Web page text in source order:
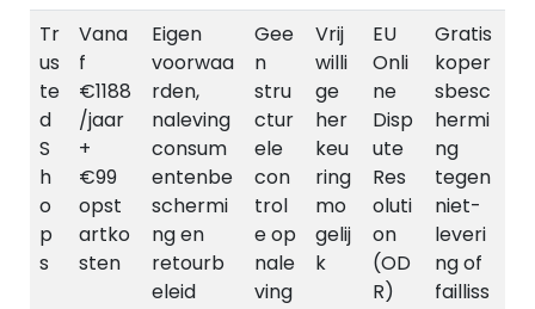
Tr
us
te
d
S
h
o
p
s
Vana
f
€1188
/jaar
+
€99
opst
artko
sten
Eigen
voorwaa
rden,
naleving
consum
entenbe
schermi
ng en
retourb
eleid
Gee
n
stru
ctur
ele
con
trol
e op
nale
ving
Vrij
willi
ge
her
keu
ring
mo
gelij
k
EU
Onli
ne
Disp
ute
Res
oluti
on
(OD
R)
Gratis
koper
sbesc
hermi
ng
tegen
niet-
leveri
ng of
failliss